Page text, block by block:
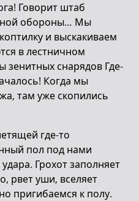
Говорит штаб
обороны… Мы
и выскакиваем
в лестничном
зенитных снарядов Где-
Когда мы
там уже скопились
где-то
пол под нами
Грохот заполняет
рвет уши, вселяет
пригибаемся к полу.